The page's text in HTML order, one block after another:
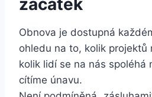
Obnova je dostupná
ohledu na to, kolik projektů
kolik lidí se na nás spoléhá
cítíme únavu.